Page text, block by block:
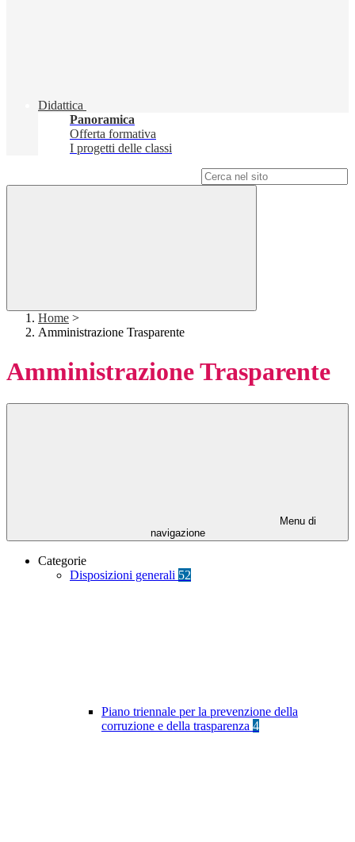
Didattica
Panoramica
Offerta formativa
I progetti delle classi
Home >
Amministrazione Trasparente
Amministrazione Trasparente
Menu di
navigazione
Categorie
Disposizioni generali 52
Piano triennale per la prevenzione della
corruzione e della trasparenza 4